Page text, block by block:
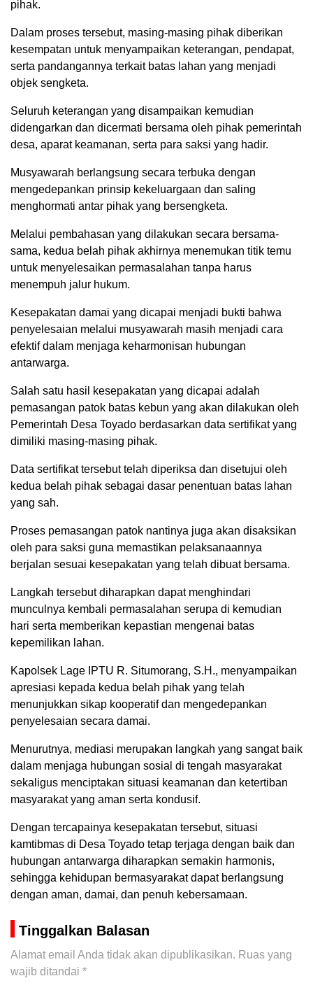
pihak.
Dalam proses tersebut, masing-masing pihak diberikan
kesempatan untuk menyampaikan keterangan, pendapat,
serta pandangannya terkait batas lahan yang menjadi
objek sengketa.
Seluruh keterangan yang disampaikan kemudian
didengarkan dan dicermati bersama oleh pihak pemerintah
desa, aparat keamanan, serta para saksi yang hadir.
Musyawarah berlangsung secara terbuka dengan
mengedepankan prinsip kekeluargaan dan saling
menghormati antar pihak yang bersengketa.
Melalui pembahasan yang dilakukan secara bersama-
sama, kedua belah pihak akhirnya menemukan titik temu
untuk menyelesaikan permasalahan tanpa harus
menempuh jalur hukum.
Kesepakatan damai yang dicapai menjadi bukti bahwa
penyelesaian melalui musyawarah masih menjadi cara
efektif dalam menjaga keharmonisan hubungan
antarwarga.
Salah satu hasil kesepakatan yang dicapai adalah
pemasangan patok batas kebun yang akan dilakukan oleh
Pemerintah Desa Toyado berdasarkan data sertifikat yang
dimiliki masing-masing pihak.
Data sertifikat tersebut telah diperiksa dan disetujui oleh
kedua belah pihak sebagai dasar penentuan batas lahan
yang sah.
Proses pemasangan patok nantinya juga akan disaksikan
oleh para saksi guna memastikan pelaksanaannya
berjalan sesuai kesepakatan yang telah dibuat bersama.
Langkah tersebut diharapkan dapat menghindari
munculnya kembali permasalahan serupa di kemudian
hari serta memberikan kepastian mengenai batas
kepemilikan lahan.
Kapolsek Lage IPTU R. Situmorang, S.H., menyampaikan
apresiasi kepada kedua belah pihak yang telah
menunjukkan sikap kooperatif dan mengedepankan
penyelesaian secara damai.
Menurutnya, mediasi merupakan langkah yang sangat baik
dalam menjaga hubungan sosial di tengah masyarakat
sekaligus menciptakan situasi keamanan dan ketertiban
masyarakat yang aman serta kondusif.
Dengan tercapainya kesepakatan tersebut, situasi
kamtibmas di Desa Toyado tetap terjaga dengan baik dan
hubungan antarwarga diharapkan semakin harmonis,
sehingga kehidupan bermasyarakat dapat berlangsung
dengan aman, damai, dan penuh kebersamaan.
Tinggalkan Balasan
Alamat email Anda tidak akan dipublikasikan. Ruas yang
wajib ditandai *